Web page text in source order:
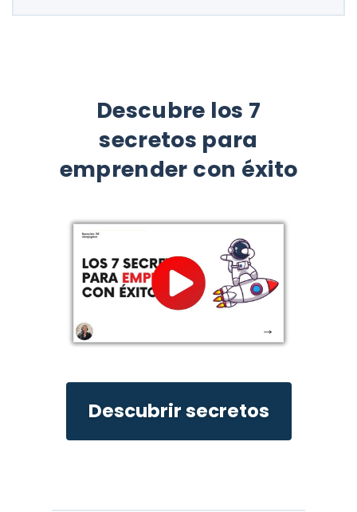
Descubre los 7
secretos para
emprender con éxito
Descubrir secretos